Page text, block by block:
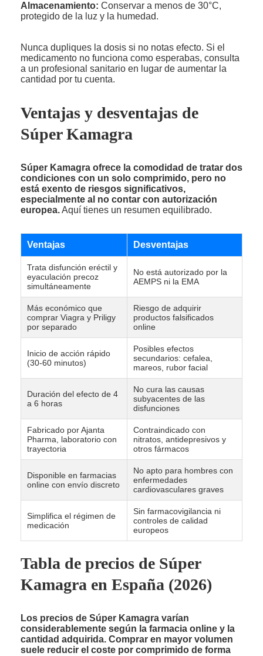
Almacenamiento: Conservar a menos de 30°C,
protegido de la luz y la humedad.
Nunca dupliques la dosis si no notas efecto. Si el
medicamento no funciona como esperabas, consulta
a un profesional sanitario en lugar de aumentar la
cantidad por tu cuenta.
Ventajas y desventajas de
Súper Kamagra
Súper Kamagra ofrece la comodidad de tratar dos
condiciones con un solo comprimido, pero no
está exento de riesgos significativos,
especialmente al no contar con autorización
europea.Aquí tienes un resumen equilibrado.
Ventajas Desventajas
Trata disfunción eréctil y
eyaculación precoz
simultáneamente
No está autorizado por la
AEMPS ni la EMA
Más económico que
comprar Viagra y Priligy
por separado
Riesgo de adquirir
productos falsificados
online
Inicio de acción rápido
(30-60 minutos)
Posibles efectos
secundarios: cefalea,
mareos, rubor facial
Duración del efecto de 4
a 6 horas
No cura las causas
subyacentes de las
disfunciones
Fabricado por Ajanta
Pharma, laboratorio con
trayectoria
Contraindicado con
nitratos, antidepresivos y
otros fármacos
Disponible en farmacias
online con envío discreto
No apto para hombres con
enfermedades
cardiovasculares graves
Simplifica el régimen de
medicación
Sin farmacovigilancia ni
controles de calidad
europeos
Tabla de precios de Súper
Kamagra en España (2026)
Los precios de Súper Kamagra varían
considerablemente según la farmacia online y la
cantidad adquirida. Comprar en mayor volumen
suele reducir el coste por comprimido de forma